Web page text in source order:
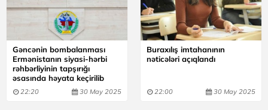
Gəncənin bombalanması
Ermənistanın siyasi-hərbi
rəhbərliyinin tapşırığı
əsasında həyata keçirilib
22:20 30 May 2025
Buraxılış imtahanının
nəticələri açıqlandı
22:00 30 May 2025